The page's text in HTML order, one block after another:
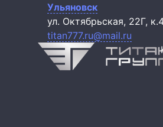
Ульяновск
ул. Октябрьская, 22Г,
titan777.ru@mail.ru